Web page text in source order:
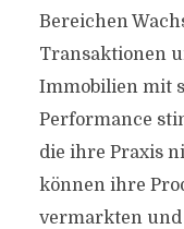
Bereichen
Transaktionen
Immobilien mit
Performance
die ihre Praxis
können ihre
vermarkten